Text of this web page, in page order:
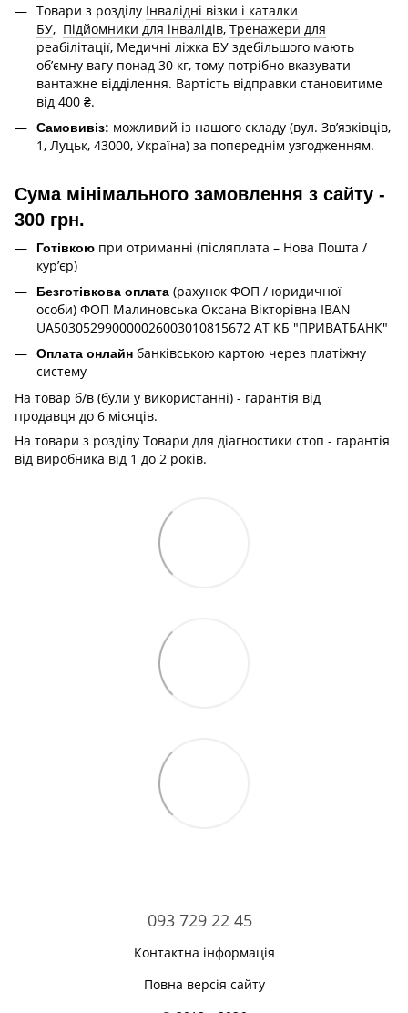
Товари з розділу Інвалідні візки і каталки
БУ, Підйомники для інвалідів, Тренажери для
реабілітації, Медичні ліжка БУ здебільшого мають
об’ємну вагу понад 30 кг, тому потрібно вказувати
вантажне відділення. Вартість відправки становитиме
від 400 ₴.
Самовивіз: можливий із нашого складу (вул. Зв’язківців,
1, Луцьк, 43000, Україна) за попереднім узгодженням.
Сума мінімального замовлення з сайту -
300 грн.
Готівкою при отриманні (післяплата – Нова Пошта /
кур’єр)
Безготівкова оплата (рахунок ФОП / юридичної
особи) ФОП Малиновська Оксана Вікторівна IBAN
UA503052990000026003010815672 АТ КБ "ПРИВАТБАНК"
Оплата онлайн банківською картою через платіжну
систему
На товар б/в (були у використанні) - гарантія від
продавця до 6 місяців.
На товари з розділу Товари для діагностики стоп - гарантія
від виробника від 1 до 2 років.
093 729 22 45
Контактна інформація
Повна версія сайту